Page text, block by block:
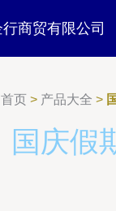
商贸有限公司
首页 > 产品大全 >
国庆假